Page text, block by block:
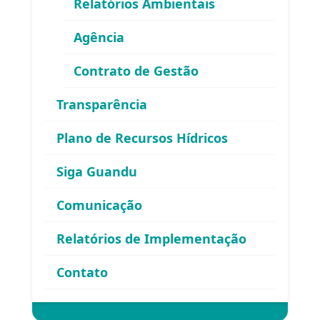
Agência
Contrato de Gestão
Transparência
Plano de Recursos Hídricos
Siga Guandu
Comunicação
Relatórios de Implementação
Contato
do Comitê Guandu-RJ
Esqueceu sua senha?